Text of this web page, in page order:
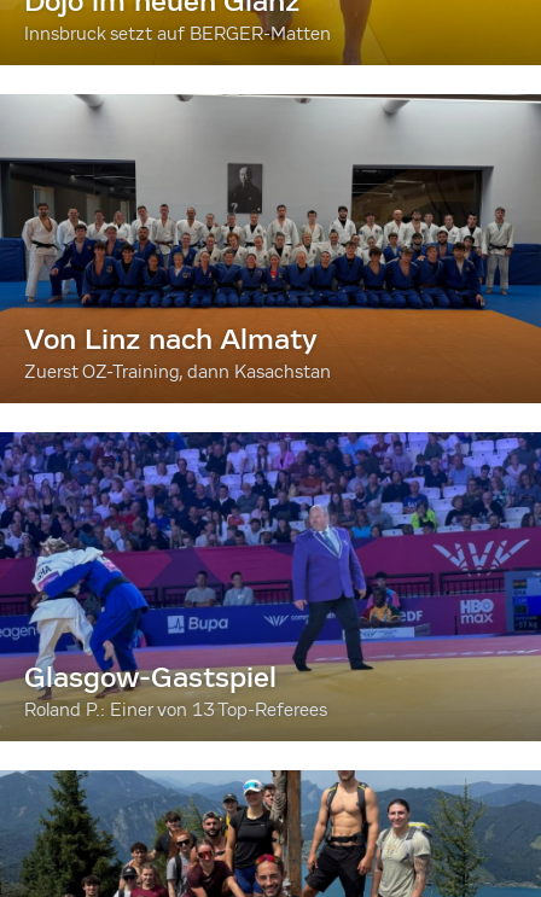
Innsbruck setzt auf BERGER-Matten
Von Linz nach Almaty
Zuerst OZ-Training, dann Kasachstan
Glasgow-Gastspiel
Roland P.: Einer von 13 Top-Referees